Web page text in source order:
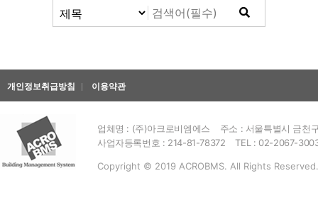
사업소개
개인정보취급방침 이용약관
업체명 : (주)아크로비엠에스
주소 : 서울특별시 금천
사업자등록번호 : 214-81-78372
TEL : 02-2067-
Copyright © 2019 ACROBMS. All Rights Reserved.